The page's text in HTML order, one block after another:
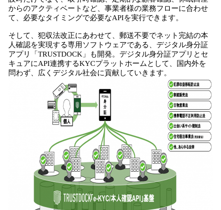
からのアクティベートなど、事業者様の業務フローに合わせ
て、必要なタイミングで必要なAPIを実行できます。
そして、犯収法改正にあわせて、郵送不要でネット完結の本
人確認を実現する専用ソフトウェアである、デジタル身分証
アプリ「TRUSTDOCK」も開発。デジタル身分証アプリとセ
キュアにAPI連携するKYCプラットホームとして、国内外を
問わず、広くデジタル社会に貢献していきます。